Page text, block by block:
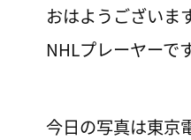
おはようござい
NHLプレーヤーで
今日の写真は東京